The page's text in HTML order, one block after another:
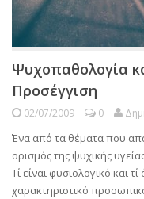
Ψυχοπαθολογία
Προσέγγιση
02/07/2009 0
Ένα από τα θέματα που
ορισμός της ψυχικής
Τί είναι φυσιολογικό και
χαρακτηριστικό